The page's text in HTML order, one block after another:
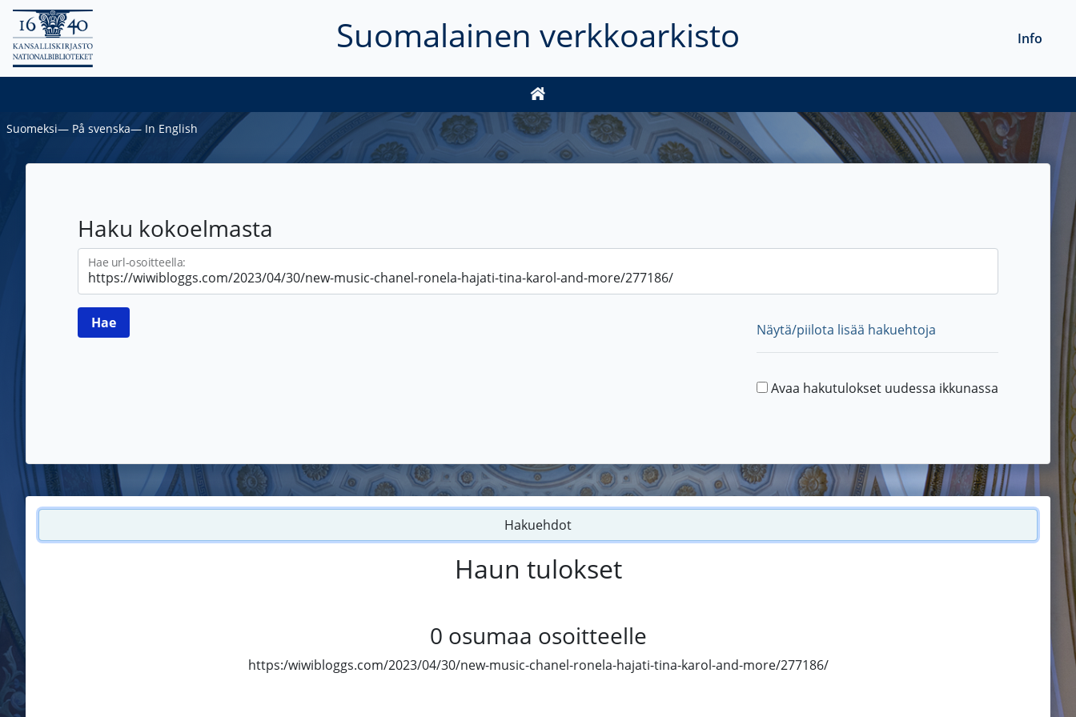
Suomalainen verkkoarkisto Info
Suomeksi― På svenska― In English
Haku kokoelmasta
Hae url-osoitteella:
Näytä/piilota lisää hakuehtoja
Avaa hakutulokset uudessa ikkunassa
Hakuehdot
Haun tulokset
0 osumaa osoitteelle
https:/wiwibloggs.com/2023/04/30/new-music-chanel-ronela-hajati-tina-karol-and-more/277186/